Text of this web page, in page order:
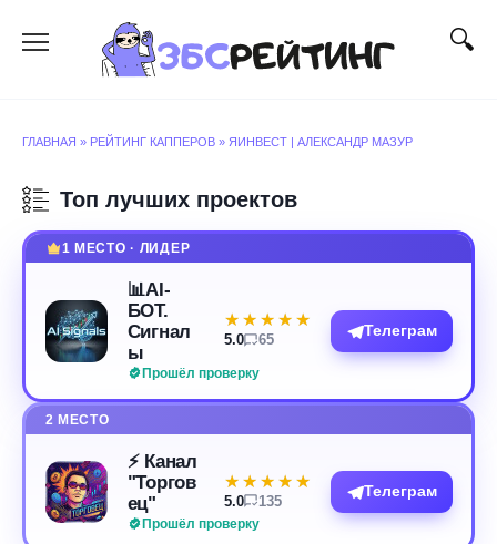
содержанию
ГЛАВНАЯ » РЕЙТИНГ КАППЕРОВ » ЯИНВЕСТ | АЛЕКСАНДР МАЗУР
Топ лучших проектов
1 МЕСТО · ЛИДЕР
📊AI-
БОТ.
Сигнал
ы
Прошёл проверку
★★★★★
★★★★★
5.0 65
Телеграм
2 МЕСТО
⚡️ Канал
"Торгов
ец"
Прошёл проверку
★★★★★
★★★★★
5.0 135
Телеграм